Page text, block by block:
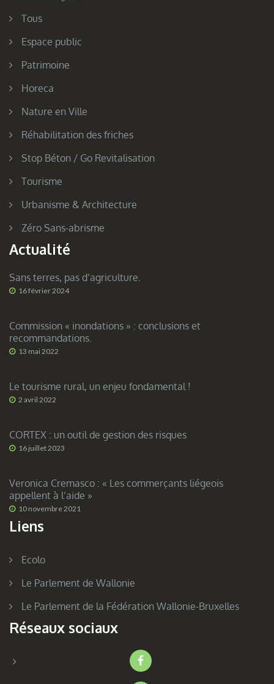
Tous
Espace public
Patrimoine
Horeca
Nature en Ville
Réhabilitation des friches
Stop Béton / Go Revitalisation
Tourisme
Urbanisme & Architecture
Zéro Sans-abrisme
Actualité
Sans terres, pas d’agriculture.
16 février 2024
Commission « inondations » : conclusions et
recommandations.
13 mai 2022
Le tourisme rural, un enjeu fondamental !
2 avril 2022
CORTEX : un outil de gestion des risques
16 juillet 2023
Veronica Cremasco : « Les commerçants liégeois
appellent à l’aide »
10 novembre 2021
Liens
Ecolo
Le Parlement de Wallonie
Le Parlement de la Fédération Wallonie-Bruxelles
Réseaux sociaux